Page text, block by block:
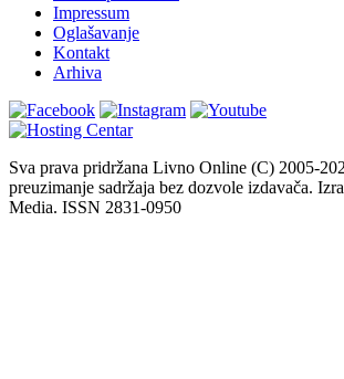
Impressum
Oglašavanje
Kontakt
Arhiva
Sva prava pridržana Livno Online (C) 2005-
preuzimanje sadržaja bez dozvole izdavača.
Media. ISSN 2831-0950